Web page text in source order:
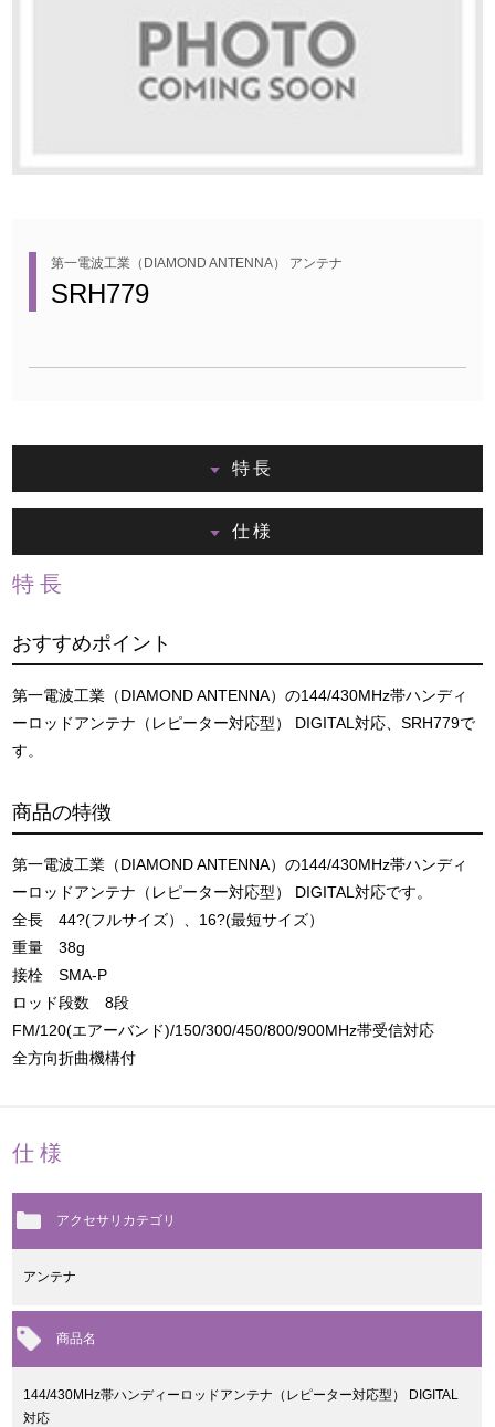
第一電波工業（DIAMOND ANTENNA） アンテナ
SRH779
特長
仕様
特長
おすすめポイント
第一電波工業（DIAMOND ANTENNA）の144/430MHz帯ハンディ
ーロッドアンテナ（レピーター対応型） DIGITAL対応、SRH779で
す。
商品の特徴
第一電波工業（DIAMOND ANTENNA）の144/430MHz帯ハンディ
ーロッドアンテナ（レピーター対応型） DIGITAL対応です。
全長 44?(フルサイズ）、16?(最短サイズ）
重量 38g
接栓 SMA-P
ロッド段数 8段
FM/120(エアーバンド)/150/300/450/800/900MHz帯受信対応
全方向折曲機構付
仕様
アクセサリカテゴリ
アンテナ
商品名
144/430MHz帯ハンディーロッドアンテナ（レピーター対応型） DIGITAL
対応